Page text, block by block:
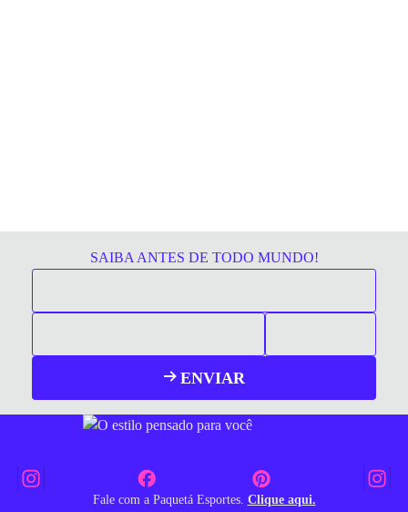
SAIBA ANTES DE TODO MUNDO!
ENVIAR
Fale com a Paquetá Esportes. Clique aqui.